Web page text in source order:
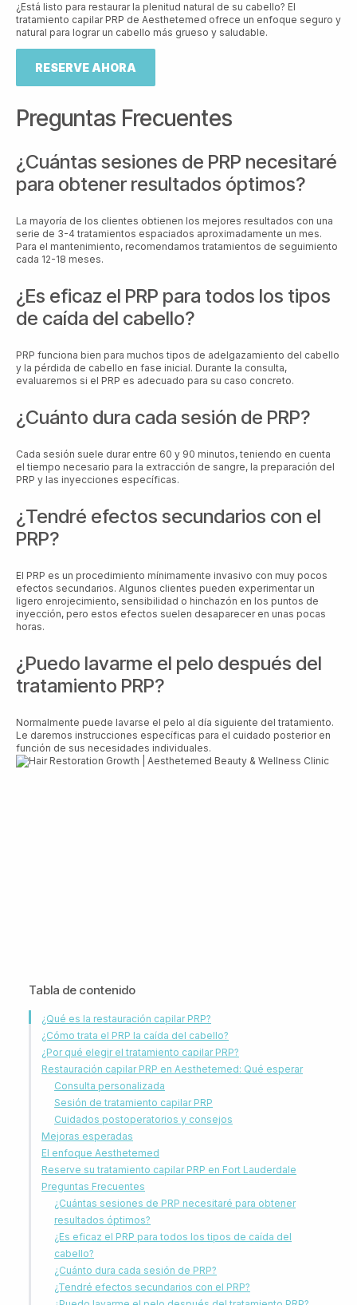
¿Está listo para restaurar la plenitud natural de su cabello? El
tratamiento capilar PRP de Aesthetemed ofrece un enfoque seguro y
natural para lograr un cabello más grueso y saludable.
RESERVE AHORA
Preguntas Frecuentes
¿Cuántas sesiones de PRP necesitaré
para obtener resultados óptimos?
La mayoría de los clientes obtienen los mejores resultados con una
serie de 3-4 tratamientos espaciados aproximadamente un mes.
Para el mantenimiento, recomendamos tratamientos de seguimiento
cada 12-18 meses.
¿Es eficaz el PRP para todos los tipos
de caída del cabello?
PRP funciona bien para muchos tipos de adelgazamiento del cabello
y la pérdida de cabello en fase inicial. Durante la consulta,
evaluaremos si el PRP es adecuado para su caso concreto.
¿Cuánto dura cada sesión de PRP?
Cada sesión suele durar entre 60 y 90 minutos, teniendo en cuenta
el tiempo necesario para la extracción de sangre, la preparación del
PRP y las inyecciones específicas.
¿Tendré efectos secundarios con el
PRP?
El PRP es un procedimiento mínimamente invasivo con muy pocos
efectos secundarios. Algunos clientes pueden experimentar un
ligero enrojecimiento, sensibilidad o hinchazón en los puntos de
inyección, pero estos efectos suelen desaparecer en unas pocas
horas.
¿Puedo lavarme el pelo después del
tratamiento PRP?
Normalmente puede lavarse el pelo al día siguiente del tratamiento.
Le daremos instrucciones específicas para el cuidado posterior en
función de sus necesidades individuales.
Tabla de contenido
¿Qué es la restauración capilar PRP?
¿Cómo trata el PRP la caída del cabello?
¿Por qué elegir el tratamiento capilar PRP?
Restauración capilar PRP en Aesthetemed: Qué esperar
Consulta personalizada
Sesión de tratamiento capilar PRP
Cuidados postoperatorios y consejos
Mejoras esperadas
El enfoque Aesthetemed
Reserve su tratamiento capilar PRP en Fort Lauderdale
Preguntas Frecuentes
¿Cuántas sesiones de PRP necesitaré para obtener
resultados óptimos?
¿Es eficaz el PRP para todos los tipos de caída del
cabello?
¿Cuánto dura cada sesión de PRP?
¿Tendré efectos secundarios con el PRP?